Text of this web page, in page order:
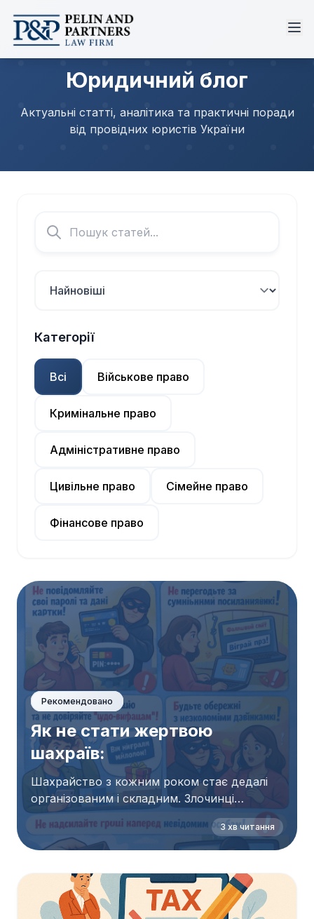
Юридичний блог
Актуальні статті, аналітика та практичні поради
від провідних юристів України
Категорії
Всі Військове право
Кримінальне право
Адміністративне право
Цивільне право Сімейне право
Фінансове право
Рекомендовано
Як не стати жертвою
шахраїв:
Шахрайство з кожним роком стає дедалі
організованим і складним. Злочинці
використовують психологічний тиск,
підроблені сайти та імітацію офіційних стр...
3 хв читання